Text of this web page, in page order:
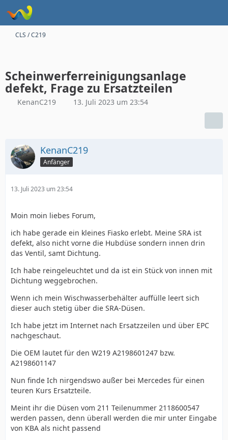
CLS / C219
Scheinwerferreinigungsanlage
defekt, Frage zu Ersatzteilen
KenanC219 13. Juli 2023 um 23:54
KenanC219
Anfänger
13. Juli 2023 um 23:54
Moin moin liebes Forum,
ich habe gerade ein kleines Fiasko erlebt. Meine SRA ist
defekt, also nicht vorne die Hubdüse sondern innen drin
das Ventil, samt Dichtung.
Ich habe reingeleuchtet und da ist ein Stück von innen mit
Dichtung weggebrochen.
Wenn ich mein Wischwasserbehälter auffülle leert sich
dieser auch stetig über die SRA-Düsen.
Ich habe jetzt im Internet nach Ersatzzeilen und über EPC
nachgeschaut.
Die OEM lautet für den W219 A2198601247 bzw.
A2198601147
Nun finde Ich nirgendswo außer bei Mercedes für einen
teuren Kurs Ersatzteile.
Meint ihr die Düsen vom 211 Teilenummer 2118600547
werden passen, denn überall werden die mir unter Eingabe
von KBA als nicht passend